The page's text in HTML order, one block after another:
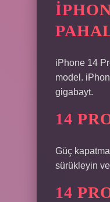
iPhone 14
model.
gigabayt.
14
Güç kapatma
sürükleyin
14